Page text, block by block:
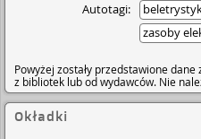
Autotagi:
zasoby
Powyżej zostały przedstawione
z bibliotek lub od wydawców. Nie
Okładki